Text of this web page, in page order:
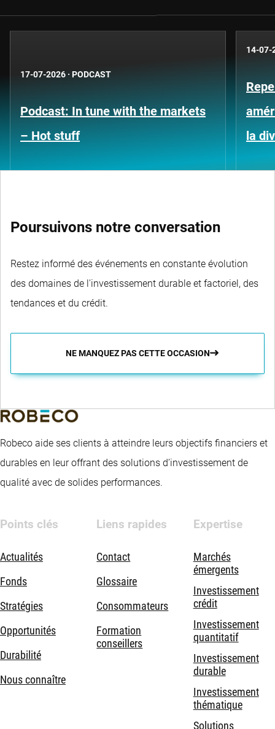
17-07-2026 · PODCAST
Podcast: In tune with the markets
– Hot stuff
14-07-
la
Poursuivons notre conversation
Restez informé des événements en constante évolution
des domaines de l'investissement durable et factoriel, des
tendances et du crédit.
NE MANQUEZ PAS CETTE OCCASION
Robeco aide ses clients à atteindre leurs objectifs financiers et
durables en leur offrant des solutions d’investissement de
qualité avec de solides performances.
Points clés
Actualités
Fonds
Stratégies
Opportunités
Durabilité
Nous connaître
Liens rapides
Contact
Glossaire
Consommateurs
Formation
conseillers
Expertise
Marchés
émergents
Investissement
crédit
Investissement
quantitatif
Investissement
durable
Investissement
thématique
Solutions